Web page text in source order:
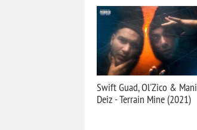
Swift Guad, Ol'Zico & Mani
Deiz - Terrain Mine (2021)